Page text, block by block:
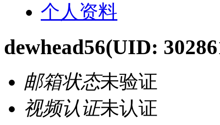
个人资料
dewhead56(UID:
邮箱状态未验证
视频认证未认证